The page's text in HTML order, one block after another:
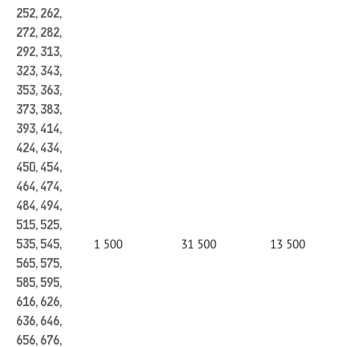
252, 262,
272, 282,
292, 313,
323, 343,
353, 363,
373, 383,
393, 414,
424, 434,
450, 454,
464, 474,
484, 494,
515, 525,
535, 545,
565, 575,
585, 595,
616, 626,
636, 646,
656, 676,
1 500 31 500 13 500